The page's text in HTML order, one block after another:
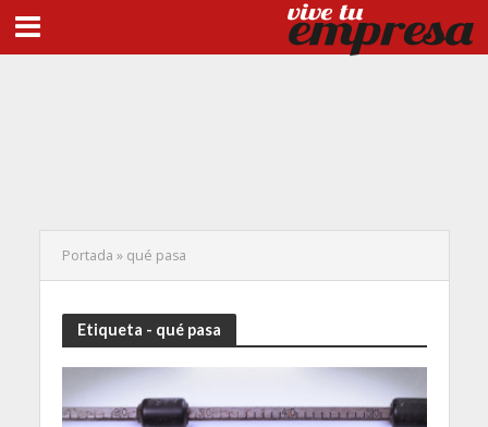
Portada » qué pasa
Etiqueta - qué pasa